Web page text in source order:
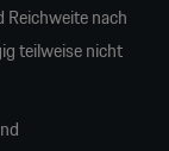
nach
teilweise nicht